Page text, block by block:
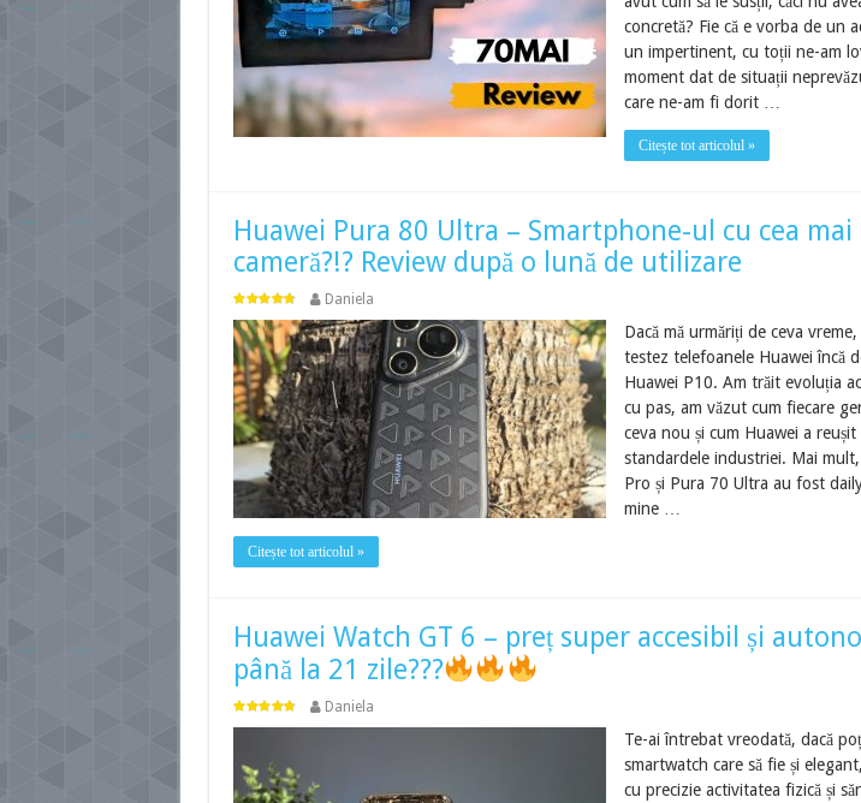
concretă? Fie că e vorba de un
un impertinent, cu toții ne-am
moment dat de situații
care ne-am fi dorit …
Citește tot articolul »
Huawei Pura 80 Ultra – Smartphone-ul cu cea mai
cameră?!? Review după o lună de utilizare
Daniela
Dacă mă urmăriți de ceva
testez telefoanele Huawei încă
Huawei P10. Am trăit evoluția
cu pas, am văzut cum fiecare
ceva nou și cum Huawei a reușit
standardele industriei. Mai
Pro și Pura 70 Ultra au fost
mine …
Citește tot articolul »
Huawei Watch GT 6 – preț super accesibil și
până la 21 zile???
Daniela
Te-ai întrebat vreodată, dacă
smartwatch care să fie și
cu precizie activitatea fizică și